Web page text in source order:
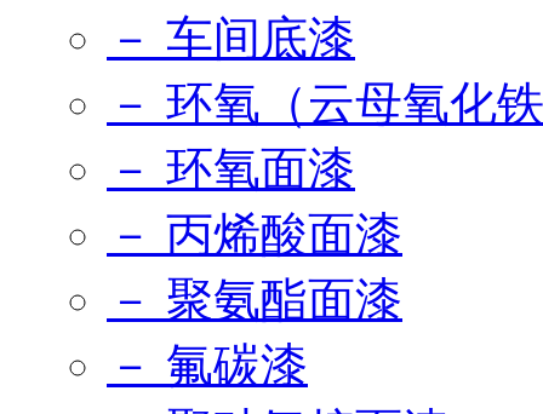
－ 车间底漆
－ 环氧（云母氧化
－ 环氧面漆
－ 丙烯酸面漆
－ 聚氨酯面漆
－ 氟碳漆